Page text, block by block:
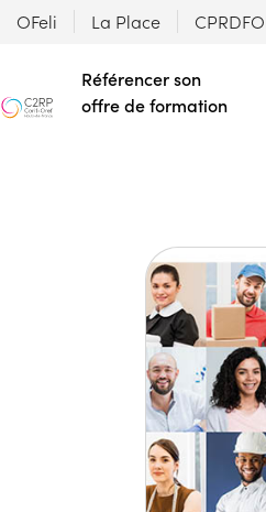
OFeli La Place
Référencer son
offre de formation